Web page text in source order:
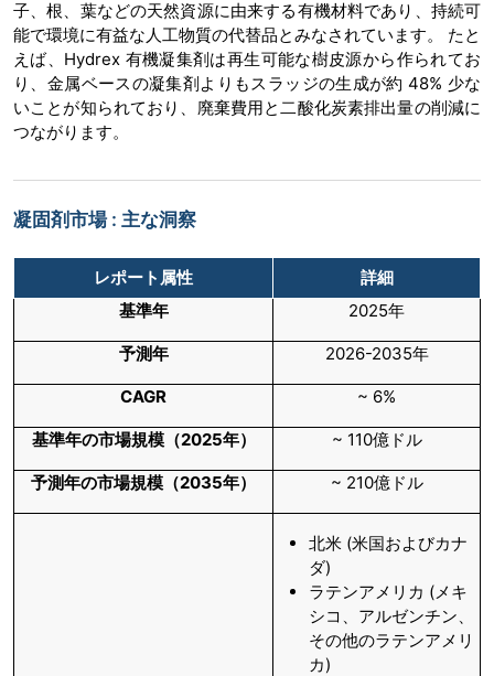
子、根、葉などの天然資源に由来する有機材料であり、持続可
能で環境に有益な人工物質の代替品とみなされています。 たと
えば、Hydrex 有機凝集剤は再生可能な樹皮源から作られてお
り、金属ベースの凝集剤よりもスラッジの生成が約 48% 少な
いことが知られており、廃棄費用と二酸化炭素排出量の削減に
つながります。
凝固剤市場 : 主な洞察
レポート属性
詳細
基準年
2025年
予測年 2026-2035年
CAGR ~ 6%
基準年の市場規模（2025年） ~ 110億ドル
予測年の市場規模（2035年） ~ 210億ドル
北米 (米国およびカナ
ダ)
ラテンアメリカ (メキ
シコ、アルゼンチン、
その他のラテンアメリ
カ)